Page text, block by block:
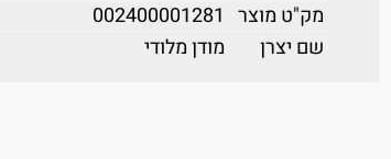
מק"ט מוצר 002400001281
שם יצרן
מודן מלודי